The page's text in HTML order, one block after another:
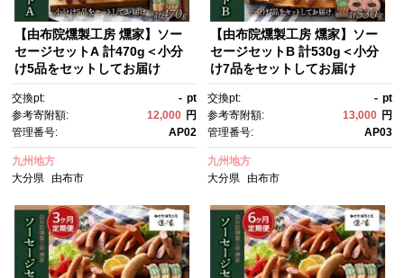
【由布院燻製工房 燻家】ソー
セージセットA 計470g＜小分
け5品をセットしてお届け
ム ソーセージ ベーコン ウイン
ナー 詰め合わせ ポトフセッ
ト 国産肉 加工肉 セット 惣
菜 お取り寄せグルメ ギフト プ
レゼント 贈答用 パーティー 家
庭用 人気 おすすめ 由布院燻製
工房 燻家 大分県 由布市
交換pt: - pt
参考寄附額:
12,000 円
管理番号:
AP02
九州地方
大分県
由布市
【由布院燻製工房 燻家】ソー
セージセットB 計530g＜小分
け7品をセットしてお届け
ム ソーセージ ベーコン ウイン
ナー 詰め合わせ ポトフセッ
ト 国産肉 加工肉 セット 惣
菜 お取り寄せグルメ ギフト プ
レゼント 贈答用 パーティー 家
庭用 人気 おすすめ 由布院燻製
工房 燻家 大分県 由布市
交換pt: - pt
参考寄附額:
13,000 円
管理番号:
AP03
九州地方
大分県
由布市